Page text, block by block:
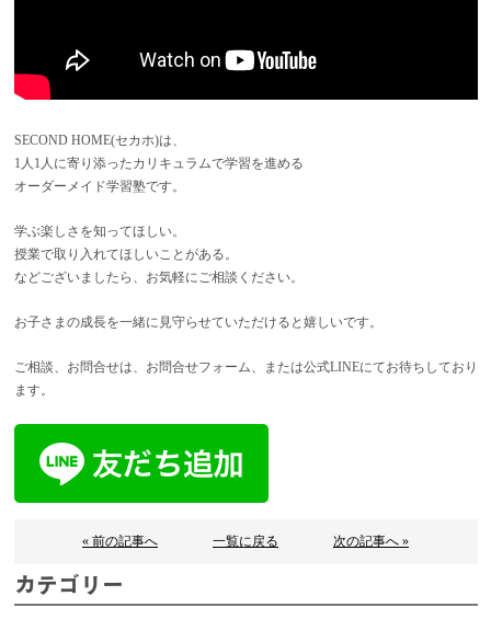
SECOND HOME(セカホ)は、
1人1人に寄り添ったカリキュラムで学習を進める
オーダーメイド学習塾です。
学ぶ楽しさを知ってほしい。
授業で取り入れてほしいことがある。
などございましたら、お気軽にご相談ください。
お子さまの成長を一緒に見守らせていただけると嬉しいです。
ご相談、お問合せは、お問合せフォーム、または公式LINEにてお待ちしており
ます。
« 前の記事へ 一覧に戻る 次の記事へ »
カテゴリー